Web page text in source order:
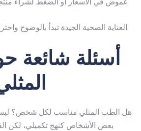
أسئلة شائعة
هل الطب المثلي مناسب لكل شخص؟
بعض الأشخاص كنهج تكميلي، لكن